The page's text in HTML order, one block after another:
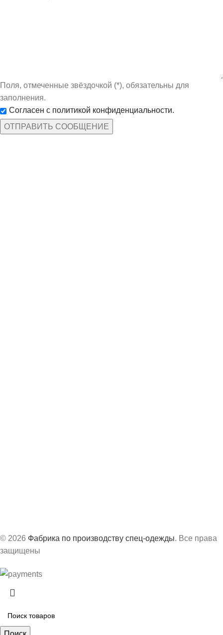
Поля, отмеченные звёздочкой (*), обязательны для
заполнения.
Согласен с политикой конфиденциальности.
© 2026 Фабрика по производству спец-одежды. Все права
защищены